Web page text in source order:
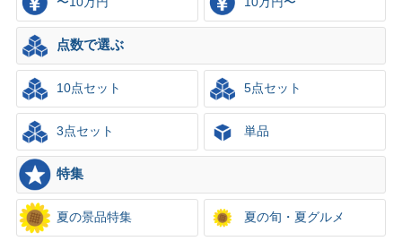
点数で選ぶ
10点セット 5点セット
3点セット 単品
特集
夏の景品特集 夏の旬・夏グルメ